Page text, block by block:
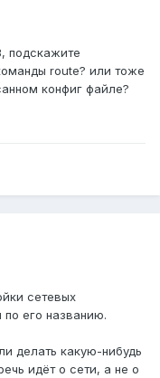
подскажите
route? или тоже
конфиг файле?
сетевых
его названию.
делать какую-нибудь
идёт о сети, а не о